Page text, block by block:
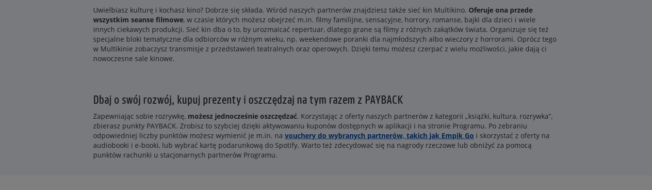
Uwielbiasz kulturę i kochasz kino? Dobrze się składa. Wśród naszych partnerów znajdziesz także sieć kin Multikino. Oferuje ona przede
wszystkim seanse filmowe, w czasie których możesz obejrzeć m.in. filmy familijne, sensacyjne, horrory, romanse, bajki dla dzieci i wiele
innych ciekawych produkcji. Sieć kin dba o to, by urozmaicać repertuar, dlatego grane są filmy z różnych zakątków świata. Organizuje się też
specjalne bloki tematyczne dla odbiorców w różnym wieku, np. weekendowe poranki dla najmłodszych albo wieczory z horrorami. Oprócz tego
w Multikinie zobaczysz transmisje z przedstawień teatralnych oraz operowych. Dzięki temu możesz czerpać z wielu możliwości, jakie dają ci
nowoczesne sale kinowe.
Dbaj o swój rozwój, kupuj prezenty i oszczędzaj na tym razem z PAYBACK
Zapewniając sobie rozrywkę, możesz jednocześnie oszczędzać. Korzystając z oferty naszych partnerów z kategorii „książki, kultura, rozrywka”,
zbierasz punkty PAYBACK. Zrobisz to szybciej dzięki aktywowaniu kuponów dostępnych w aplikacji i na stronie Programu. Po zebraniu
odpowiedniej liczby punktów możesz wymienić je m.in. na vouchery do wybranych partnerów, takich jak Empik Go i skorzystać z oferty na
audiobooki i e-booki, lub wybrać kartę podarunkową do Spotify. Warto też zdecydować się na nagrody rzeczowe lub obniżyć za pomocą
punktów rachunki u stacjonarnych partnerów Programu.